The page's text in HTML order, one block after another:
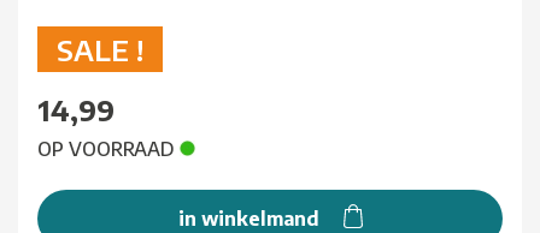
SALE !
14,99
OP VOORRAAD
in winkelmand